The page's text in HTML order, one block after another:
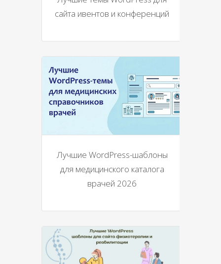
сайта ивентов и конференций
Лучшие WordPress-шаблоны
для медицинского каталога
врачей 2026